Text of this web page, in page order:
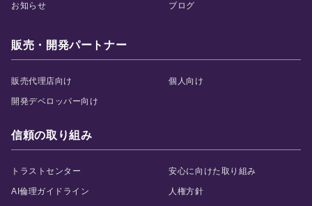
お知らせ ブログ
販売・開発パートナー
販売代理店向け 個人向け
開発デベロッパー向け
信頼の取り組み
トラストセンター 安心に向けた取り組み
AI倫理ガイドライン 人権方針